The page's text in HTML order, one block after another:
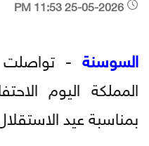
السوسنة -
المملكة اليوم
بمناسبة عيد